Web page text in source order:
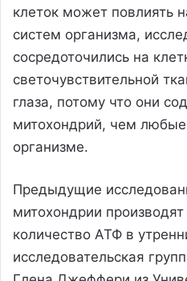
клеток может повлиять
систем организма,
сосредоточились на
светочувствительной
глаза, потому что они
митохондрий, чем любые
организме.
Предыдущие
митохондрии
количество АТФ в
исследовательская